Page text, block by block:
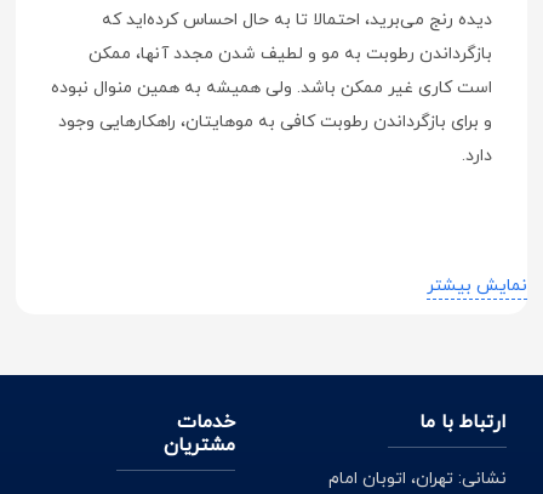
دیده رنج می‌برید، احتمالا تا به حال احساس کرده‌اید که
بازگرداندن رطوبت به مو و لطیف شدن مجدد آنها، ممکن
است کاری غیر ممکن باشد. ولی همیشه به همین منوال نبوده
و برای بازگرداندن رطوبت کافی به موهایتان، راهکارهایی وجود
دارد.
روزانه از مواد بهداشتی به امری اجتناب ناپذیر تبدیل می‌شود؛
به همین خاطر باید در انتخاب وسایل شستشوی مناسب
نمایش بیشتر
ارتباط با ما
نشانی: تهران، اتوبان امام
خدمات
مشتریان